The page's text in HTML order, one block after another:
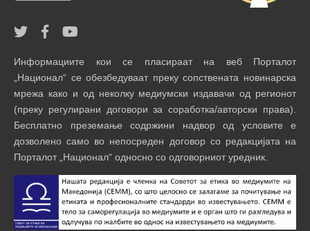
Информациите кои се пласираат на веб Порталот
„Национал“ се обезбедуваат преку сопствената новинарска
мрежа како и од неколку медиумски издавачи од регионот
(преку регулирани договори за соработка/авторски права).
Бесплатно преземање содржини надвор од условите е
дозволено само во непосреден договор со редакцијата на
Порталот „Национал“ односно со одговорниот уредник.